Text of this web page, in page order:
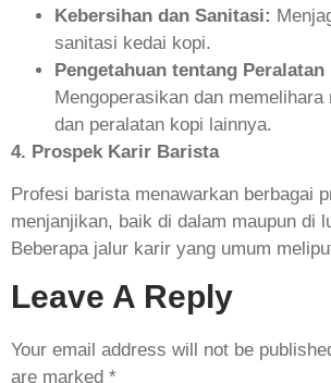
Kebersihan dan Sanitasi:
sanitasi kedai kopi.
Pengetahuan tentang Peralatan
Mengoperasikan dan
dan peralatan kopi lainnya.
4. Prospek Karir Barista
Profesi barista menawarkan berbagai
menjanjikan, baik di dalam maupun di
Beberapa jalur karir yang umum
Leave A Reply
Your email address will not be
are marked *